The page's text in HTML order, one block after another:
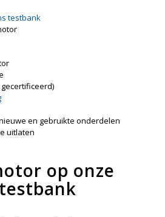
testbank
en gebruikte onderdelen
uitlaten
op onze